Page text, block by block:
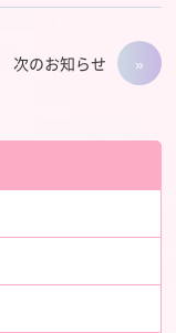
次のお知らせ